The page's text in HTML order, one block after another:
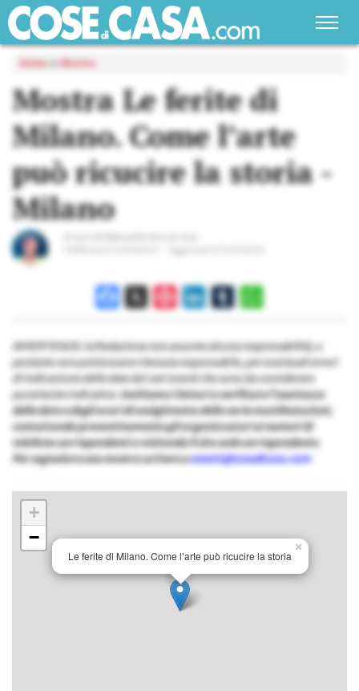
Home Mostre
Mostra Le ferite di
Milano. Come l’arte
può ricucire la storia -
Milano
Facebook PinterestLinkedIn
AVVERTENZA: la Redazione non assume alcuna responsabilità, e
pertanto non potrà essere ritenuta responsabile, per eventuali errori
di indicazione delle date dei vari eventi che sono da considerare
puramente indicative. Invitiamo i lettori a verificare l’esattezza
delle date e degli orari di svolgimento delle varie manifestazioni,
contattando preventivamente gli organizzatori ai numeri di
telefono corrispondenti o visitando il sito web corrispondente.
Per segnalare una mostra scrivere aeventi@cosedicasa.com
Le ferite di Milano. Come l’arte può ricucire la storia
×
+
−